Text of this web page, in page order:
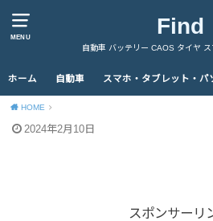
MENU Find
自動車 バッテリー CAOS タイヤ
ホーム 自動車 スマホ・タブレット・パ
HOME
2024年2月10日
スポンサーリ